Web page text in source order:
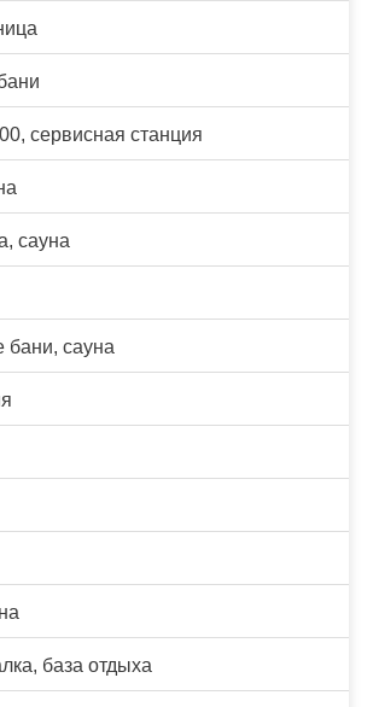
сервисная станция
сауна
бани, сауна
база отдыха